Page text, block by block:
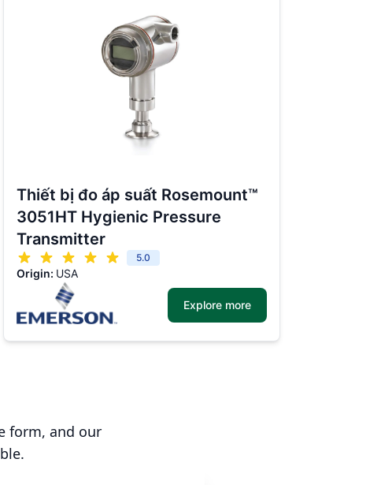
Thiết bị đo áp suất Rosemount™
3051HT Hygienic Pressure
Transmitter
5.0
Origin: USA
Explore more
form, and our